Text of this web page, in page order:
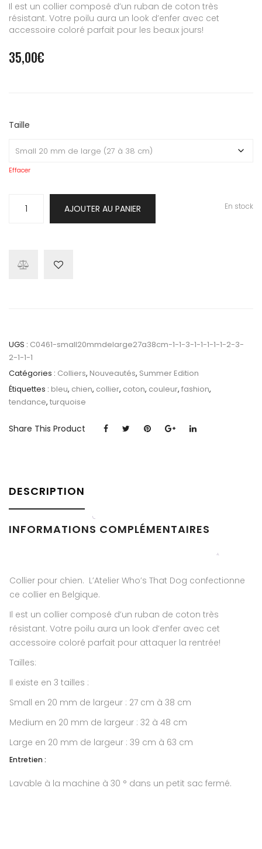
Il est un collier composé d’un ruban de coton très
résistant. Votre poilu aura un look d’enfer avec cet
accessoire coloré parfait pour les beaux jours!
35,00€
Taille
Effacer
En stock
Blue
AJOUTER AU PANIER
UGS : C0461-small20mmdelarge27a38cm-1-1-3-1-1-1-1-1-2-3-
2-1-1-1
Catégories : Colliers, Nouveautés, Summer Edition
Étiquettes : bleu, chien, collier, coton, couleur, fashion,
tendance, turquoise
Share This Product
DESCRIPTION
INFORMATIONS COMPLÉMENTAIRES
Collier pour chien. L’Atelier Who’s That Dog confectionne
ce collier en Belgique.
Il est un collier composé d’un ruban de coton très
résistant. Votre poilu aura un look d’enfer avec cet
accessoire coloré parfait pour attaquer la rentrée!
Tailles:
Il existe en 3 tailles :
Small en 20 mm de largeur : 27 cm à 38 cm
Medium en 20 mm de largeur : 32 à 48 cm
Large en 20 mm de largeur : 39 cm à 63 cm
Entretien :
Lavable à la machine à 30 ° dans un petit sac fermé.